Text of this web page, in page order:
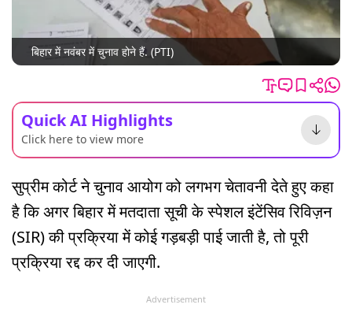
बिहार में नवंबर में चुनाव होने हैं. (PTI)
Quick AI Highlights
Click here to view more
सुप्रीम कोर्ट ने चुनाव आयोग को लगभग चेतावनी देते हुए कहा
है कि अगर बिहार में मतदाता सूची के स्पेशल इंटेंसिव रिविज़न
(SIR) की प्रक्रिया में कोई गड़बड़ी पाई जाती है, तो पूरी
प्रक्रिया रद्द कर दी जाएगी.
Advertisement